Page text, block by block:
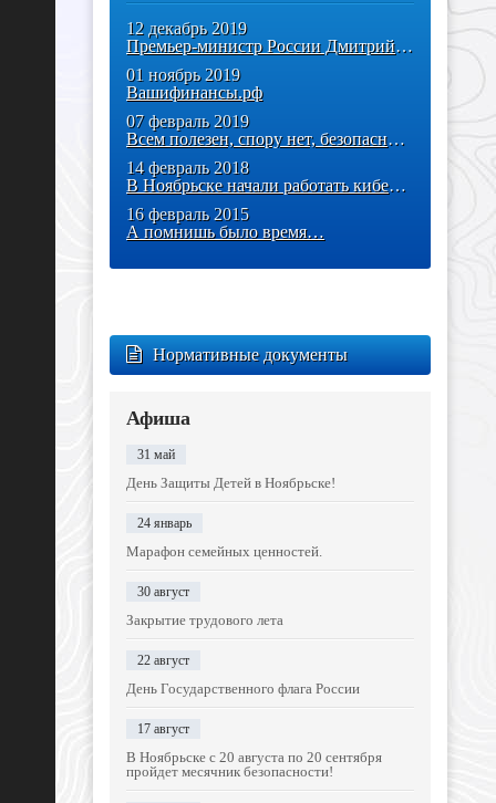
12 декабрь 2019
Премьер-министр России Дмитрий Медведев подписал постановление о
01 ноябрь 2019
Вашифинансы.рф
07 февраль 2019
Всем полезен, спору нет, безопасный Интернет
14 февраль 2018
В Ноябрьске начали работать киберволонтеры
16 февраль 2015
А помнишь было время…
Нормативные документы
Афиша
31 май
День Защиты Детей в Ноябрьске!
24 январь
Марафон семейных ценностей.
30 август
Закрытие трудового лета
22 август
День Государственного флага России
17 август
В Ноябрьске с 20 августа по 20 сентября
пройдет месячник безопасности!